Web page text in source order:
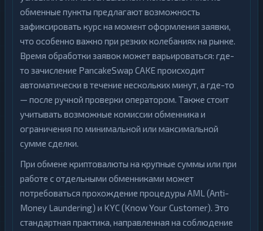
обменные пункты предлагают возможность
зафиксировать курс на момент оформления заявки,
что особенно важно при резких колебаниях на рынке.
Время обработки заявок может варьироваться: где-
то зачисление PancakeSwap CAKE происходит
автоматически в течение нескольких минут, а где-то
— после ручной проверки оператором. Также стоит
учитывать возможные комиссии обменника и
ограничения по минимальной или максимальной
сумме сделки.
При обмене криптовалюты на крупные суммы или при
работе с отдельными обменниками может
потребоваться прохождение процедуры AML (Anti-
Money Laundering) и KYC (Know Your Customer). Это
стандартная практика, направленная на соблюдение